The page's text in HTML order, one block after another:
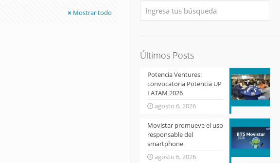
Mostrar todo
Últimos Posts
Potencia Ventures:
convocatoria Potencia UP
LATAM 2026
agosto 6, 2026
Movistar promueve el uso
responsable del
smartphone
agosto 6, 2026